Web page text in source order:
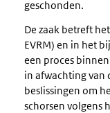
geschonden.
De zaak betreft
EVRM) en in het
een proces
in afwachting van
beslissingen om
schorsen volgens